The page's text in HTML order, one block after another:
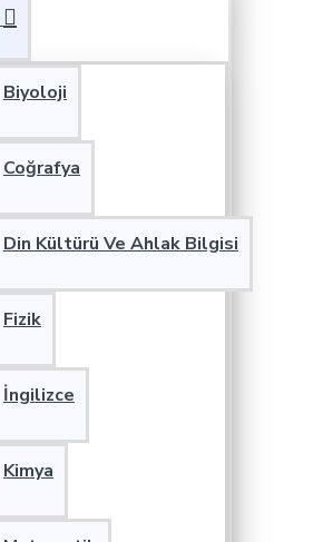
Biyoloji
Coğrafya
Din Kültürü Ve Ahlak Bilgisi
Fizik
İngilizce
Kimya